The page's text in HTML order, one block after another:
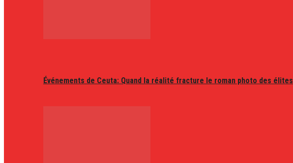
Événements de Ceuta: Quand la réalité fracture le roman photo des élites